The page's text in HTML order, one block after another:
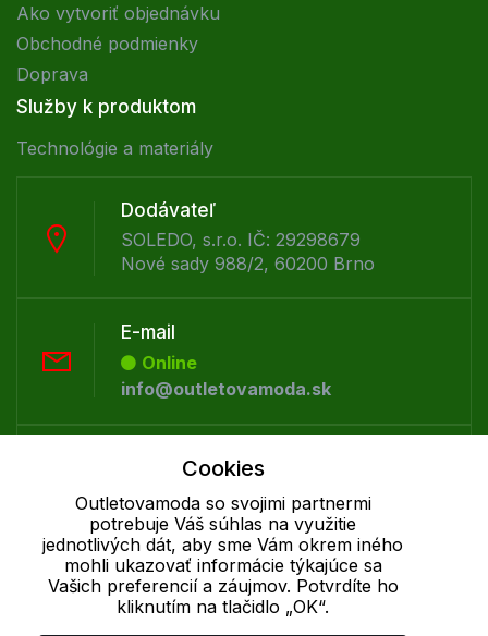
Ako vytvoriť objednávku
Obchodné podmienky
Doprava
Služby k produktom
Technológie a materiály
Dodávateľ
SOLEDO, s.r.o. IČ: 29298679
Nové sady 988/2, 60200 Brno
E-mail
Online
info@outletovamoda.sk
Telefón:
+421 277 270 055
Cookie - podrobné nastavenie | Ďalšie informácie|
Spracovanie
osobných údajov
Cookies
Outletovamoda so svojimi partnermi
potrebuje Váš súhlas na využitie
jednotlivých dát, aby sme Vám okrem iného
mohli ukazovať informácie týkajúce sa
Vašich preferencií a záujmov. Potvrdíte ho
kliknutím na tlačidlo „OK“.